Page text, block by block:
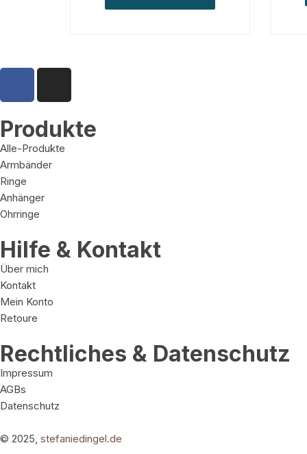
Produkte
Alle-Produkte
Armbänder
Ringe
Anhänger
Ohrringe
Hilfe & Kontakt
Über mich
Kontakt
Mein Konto
Retoure
Rechtliches & Datenschutz
Impressum
AGBs
Datenschutz
© 2025, stefaniedingel.de